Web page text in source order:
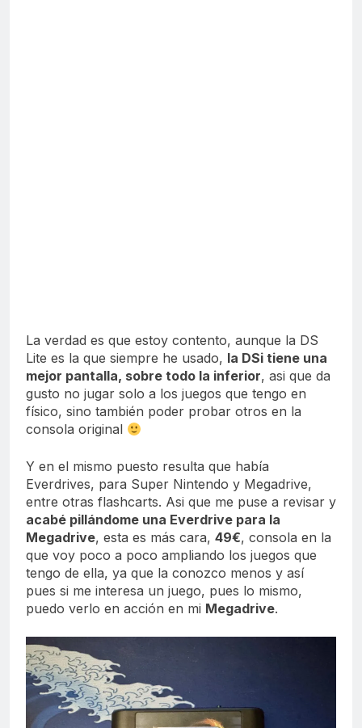
La verdad es que estoy contento, aunque la DS
Lite es la que siempre he usado, la DSi tiene una
mejor pantalla, sobre todo la inferior, asi que da
gusto no jugar solo a los juegos que tengo en
físico, sino también poder probar otros en la
consola original
Y en el mismo puesto resulta que había
Everdrives, para Super Nintendo y Megadrive,
entre otras flashcarts. Asi que me puse a revisar y
acabé pillándome una Everdrive para la
Megadrive, esta es más cara, 49€, consola en la
que voy poco a poco ampliando los juegos que
tengo de ella, ya que la conozco menos y así
pues si me interesa un juego, pues lo mismo,
puedo verlo en acción en mi Megadrive.